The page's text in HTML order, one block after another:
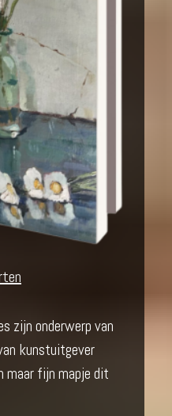
zijn onderwerp van
kunstuitgever
maar fijn mapje dit